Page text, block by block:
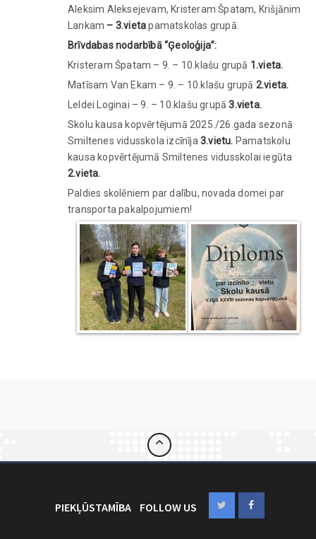
Aleksim Aleksejevam, Kristeram Špatam, Krišjānim
Lankam – 3.vietapamatskolas grupā.
Brīvdabas nodarbībā “Ģeoloģija”:
Kristeram Špatam – 9. – 10.klašu grupā 1.vieta.
Matīsam Van Ekam – 9. – 10.klašu grupā 2.vieta.
Leldei Loginai – 9. – 10.klašu grupā3.vieta.
Skolu kausa kopvērtējumā 2025./26.gada sezonā
Smiltenes vidusskola izcīnīja 3.vietu. Pamatskolu
kausa kopvērtējumā Smiltenes vidusskolai iegūta
2.vieta.
Paldies skolēniem par dalību, novada domei par
transporta pakalpojumiem!
PIEKĻŪSTAMĪBA FOLLOW US